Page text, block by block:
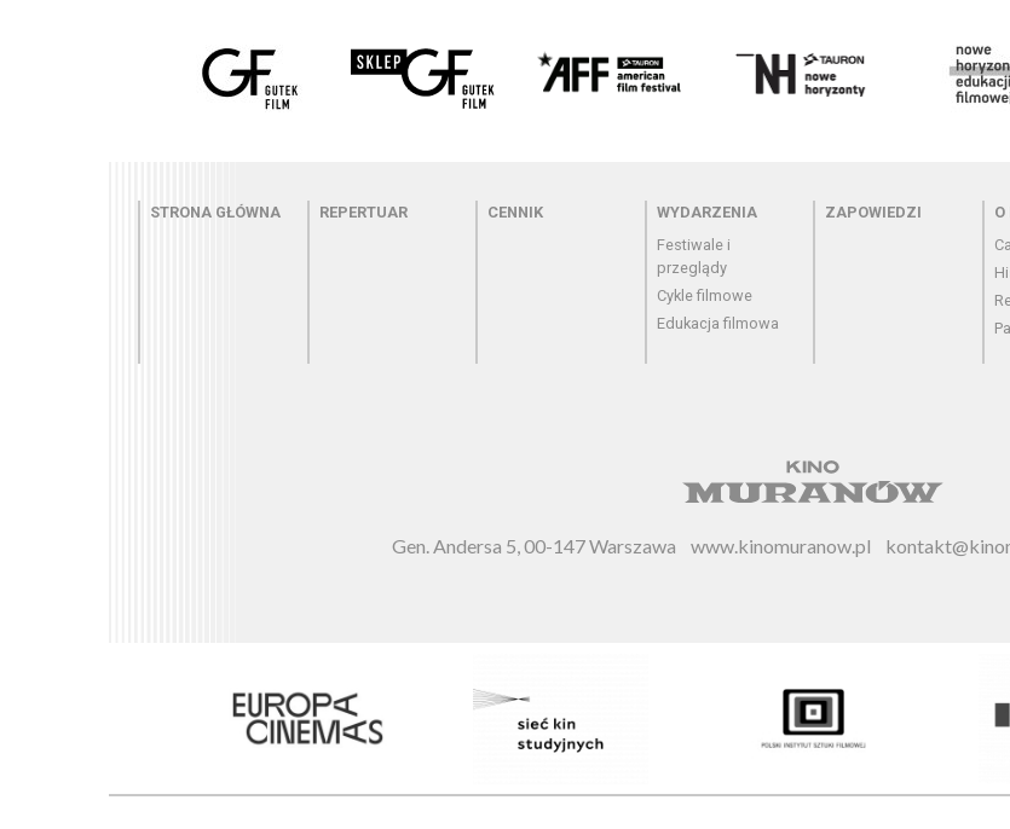
Menu - strona główna
STRONA GŁÓWNA Menu - repertuar
REPERTUAR Menu - cennik
CENNIK Menu - wydarzenia
WYDARZENIA
Festiwale i
przeglądy
Cykle filmowe
Edukacja filmowa
Menu -
ZAPOWIEDZI
O
Gen. Andersa 5, 00-147 Warszawa www.kinomuranow.pl